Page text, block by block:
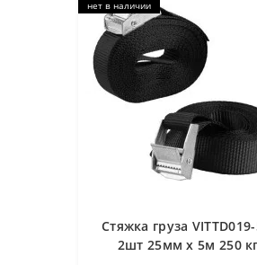
нет в наличии
Стяжка груза
2шт 25мм х 5м 250 кг